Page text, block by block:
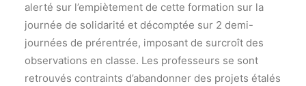
alerté sur l’empiètement de cette formation sur la
journée de solidarité et décomptée sur 2 demi-
journées de prérentrée, imposant de surcroît des
observations en classe. Les professeurs se sont
retrouvés contraints d’abandonner des projets étalés